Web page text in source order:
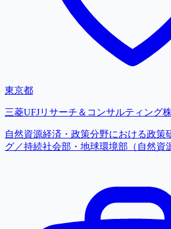
東京都
三菱UFJリサーチ＆コンサルティング株
自然資源経済・政策分野における政策
グ／持続社会部・地球環境部（自然資